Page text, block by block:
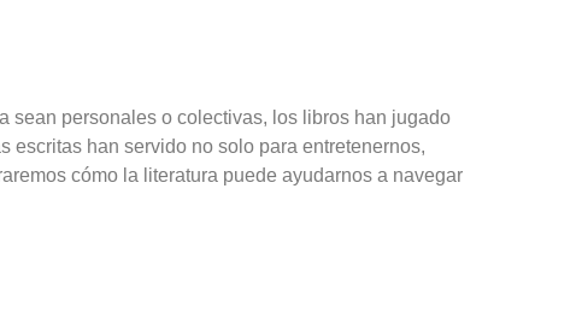
sean personales o colectivas, los libros han jugado
escritas han servido no solo para entretenernos,
cómo la literatura puede ayudarnos a navegar